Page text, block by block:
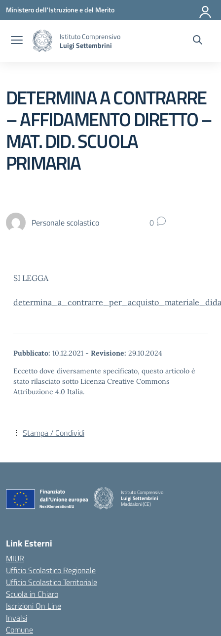
Vai ai contenuti
Vai al menu di navigazione
Vai al footer
Ministero dell'Istruzione e del Merito
Istituto Comprensivo
Luigi Settembrini
DETERMINA A CONTRARRE
– AFFIDAMENTO DIRETTO –
MAT. DID. SCUOLA
PRIMARIA
Personale scolastico 0
SI LEGGA
Pubblicato: 10.12.2021 - Revisione: 29.10.2024
Eccetto dove diversamente specificato, questo articolo è
stato rilasciato sotto Licenza Creative Commons
Attribuzione 4.0 Italia.
Stampa / Condividi
Istituto Comprensivo
Luigi Settembrini
Maddaloni (CE)
Link Esterni
MIUR
Ufficio Scolastico Regionale
Ufficio Scolastico Territoriale
Scuola in Chiaro
Iscrizioni On Line
Invalsi
Comune